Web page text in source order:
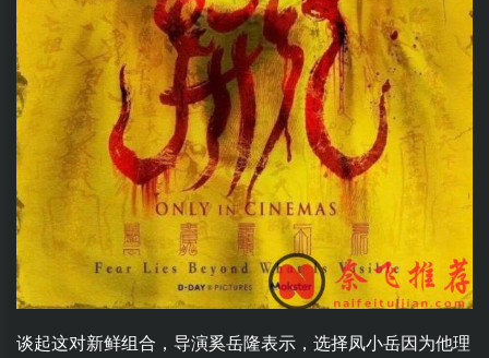
谈起这对新鲜组合，导演奚岳隆表示，选择凤小岳因为他理